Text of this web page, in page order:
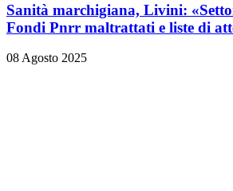
Sanità marchigiana, Livini:
Fondi Pnrr maltrattati e liste di
08 Agosto 2025